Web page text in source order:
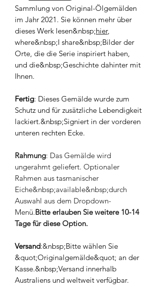
Sammlung von Original-Ölgemälden
im Jahr 2021. Sie können mehr über
dieses Werk lesen&nbsp;hier,
where&nbsp;I share&nbsp;Bilder der
Orte, die die Serie inspiriert haben,
und die&nbsp;Geschichte dahinter mit
Ihnen.
Fertig: Dieses Gemälde wurde zum
Schutz und für zusätzliche Lebendigkeit
lackiert.&nbsp;Signiert in der vorderen
unteren rechten Ecke.
Rahmung: Das Gemälde wird
ungerahmt geliefert. Optionaler
Rahmen aus tasmanischer
Eiche&nbsp;available&nbsp;durch
Auswahl aus dem Dropdown-
Menü.Bitte erlauben Sie weitere 10-14
Tage für diese Option.
Versand:&nbsp;Bitte wählen Sie
&quot;Originalgemälde&quot; an der
Kasse.&nbsp;Versand innerhalb
Australiens und weltweit verfügbar.